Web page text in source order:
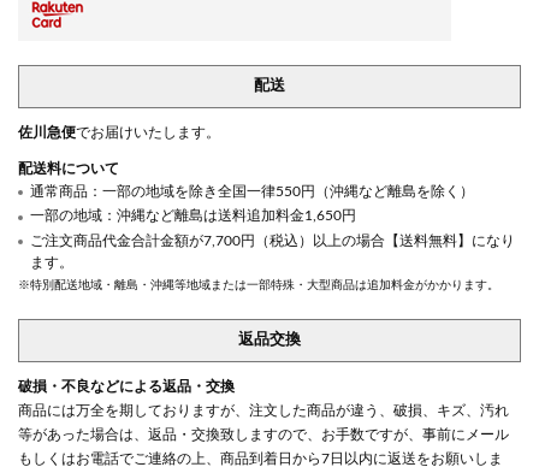
配送
佐川急便でお届けいたします。
配送料について
通常商品：一部の地域を除き全国一律550円（沖縄など離島を除く）
一部の地域：沖縄など離島は送料追加料金1,650円
ご注文商品代金合計金額が7,700円（税込）以上の場合【送料無料】になり
ます。
※特別配送地域・離島・沖縄等地域または一部特殊・大型商品は追加料金がかかります。
返品交換
破損・不良などによる返品・交換
商品には万全を期しておりますが、注文した商品が違う、破損、キズ、汚れ
等があった場合は、返品・交換致しますので、お手数ですが、事前にメール
もしくはお電話でご連絡の上、商品到着日から7日以内に返送をお願いしま